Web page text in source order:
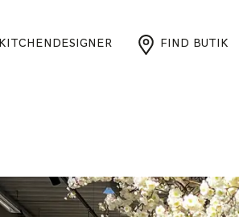
KITCHENDESIGNER FIND BUTIK